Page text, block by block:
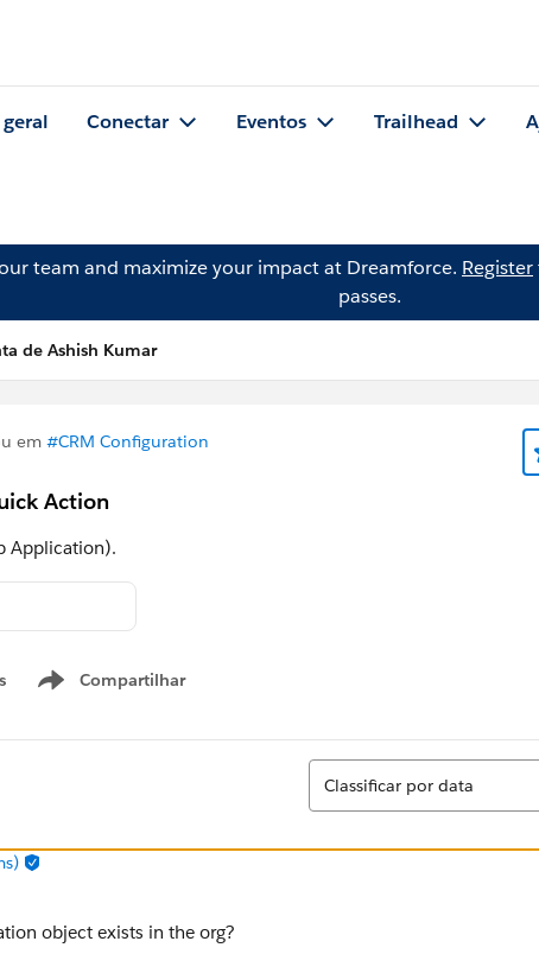
Conectar Eventos Trailhead
team and maximize your impact at Dreamforce. Register
passes.
de Ashish Kumar
em #CRM Configuration
Action
Application).
Compartilhar
Show menu
Classificar
Classificar por data
object exists in the org?